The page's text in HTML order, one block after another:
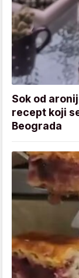
Sok od
recept koji
Beograda